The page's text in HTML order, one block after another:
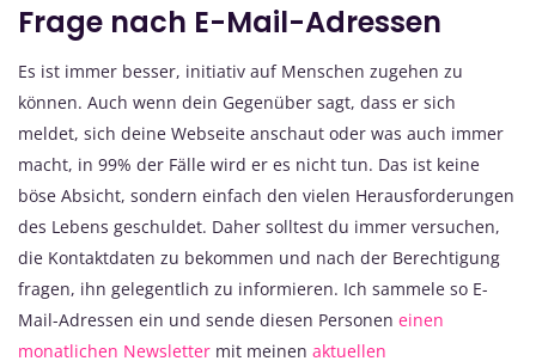
Frage nach E-Mail-Adressen
Es ist immer besser, initiativ auf Menschen zugehen zu
können. Auch wenn dein Gegenüber sagt, dass er sich
meldet, sich deine Webseite anschaut oder was auch immer
macht, in 99% der Fälle wird er es nicht tun. Das ist keine
böse Absicht, sondern einfach den vielen Herausforderungen
des Lebens geschuldet. Daher solltest du immer versuchen,
die Kontaktdaten zu bekommen und nach der Berechtigung
fragen, ihn gelegentlich zu informieren. Ich sammele so E-
Mail-Adressen ein und sende diesen Personen einen
monatlichen Newsletter mit meinen aktuellen